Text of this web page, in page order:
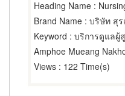
Heading Name : Nursing
Brand Name : บริษัท สุร
Keyword : บริการดูแลผู้
Views : 122 Time(s)